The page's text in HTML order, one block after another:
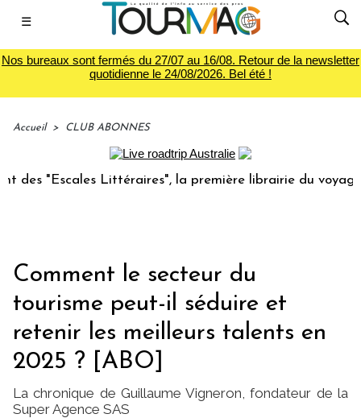
☰
Nos bureaux sont fermés du 27/07 au 16/08. Retour de la newsletter
quotidienne le 24/08/2026. Bel été !
Accueil > CLUB ABONNES
Littéraires", la première librairie du voyage Le
Comment le secteur du
tourisme peut-il séduire et
retenir les meilleurs talents en
2025 ? [ABO]
La chronique de Guillaume Vigneron, fondateur de la
Super Agence SAS